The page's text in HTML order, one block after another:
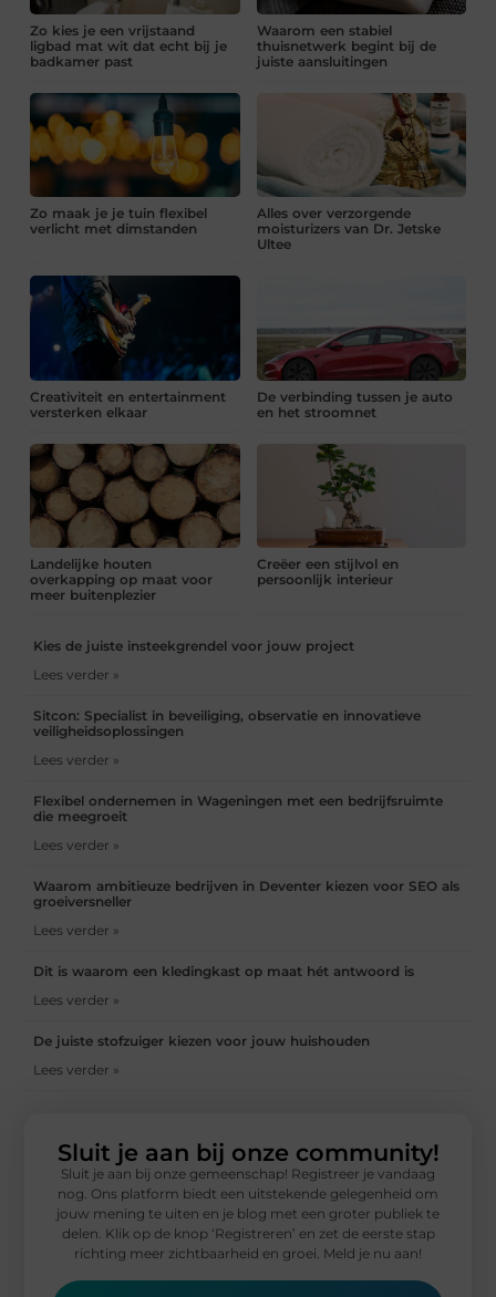
Zo kies je een vrijstaand
ligbad mat wit dat echt bij je
badkamer past
Waarom een stabiel
thuisnetwerk begint bij de
juiste aansluitingen
Zo maak je je tuin flexibel
verlicht met dimstanden
Alles over verzorgende
moisturizers van Dr. Jetske
Ultee
Creativiteit en entertainment
versterken elkaar
De verbinding tussen je auto
en het stroomnet
Landelijke houten
overkapping op maat voor
meer buitenplezier
Creëer een stijlvol en
persoonlijk interieur
Kies de juiste insteekgrendel voor jouw project
Lees verder »
Sitcon: Specialist in beveiliging, observatie en innovatieve
veiligheidsoplossingen
Lees verder »
Flexibel ondernemen in Wageningen met een bedrijfsruimte
die meegroeit
Lees verder »
Waarom ambitieuze bedrijven in Deventer kiezen voor SEO als
groeiversneller
Lees verder »
Dit is waarom een kledingkast op maat hét antwoord is
Lees verder »
De juiste stofzuiger kiezen voor jouw huishouden
Lees verder »
Sluit je aan bij onze community!
Sluit je aan bij onze gemeenschap! Registreer je vandaag
nog. Ons platform biedt een uitstekende gelegenheid om
jouw mening te uiten en je blog met een groter publiek te
delen. Klik op de knop ‘Registreren’ en zet de eerste stap
richting meer zichtbaarheid en groei. Meld je nu aan!